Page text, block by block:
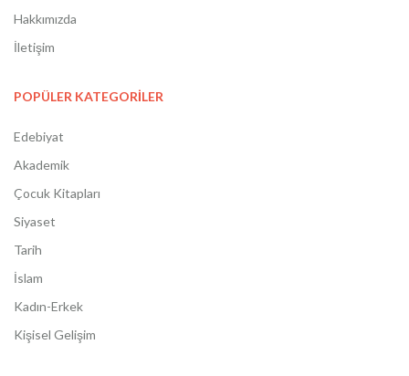
Hakkımızda
İletişim
POPÜLER KATEGORİLER
Edebiyat
Akademik
Çocuk Kitapları
Siyaset
Tarih
İslam
Kadın-Erkek
Kişisel Gelişim